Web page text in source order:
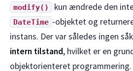
modify() kun ændrede den
DateTime -objektet og
instans. Der var således ingen
intern tilstand, hvilket er en
objektorienteret